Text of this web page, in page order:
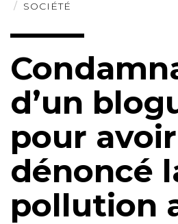
SOCIÉTÉ
d’un
pour avoir
dénoncé
pollution